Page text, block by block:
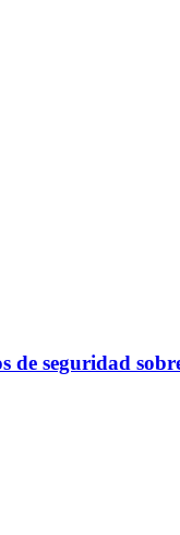
seguridad